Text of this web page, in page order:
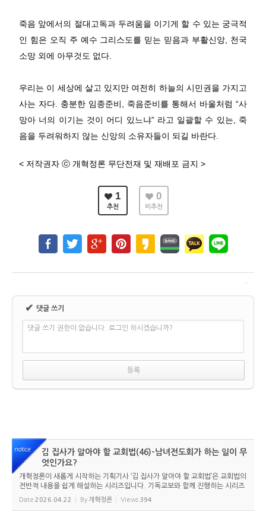
죽음 앞에서의 절대고독과 두려움을 이기게 할 수 있는 궁극적
인 힘은 오직 주 예수 그리스도를 믿는 믿음과 부활신앙, 천국
소망 외에 아무것도 없다.
우리는 이 세상에 살고 있지만 여전히 하늘의 시민권을 가지고
사는 자다. 충분한 임종준비, 죽음준비를 통해서 바울처럼 “사
망아 너의 이기는 것이 어디 있느냐” 라고 일괄할 수 있는, 죽
음을 두려워하지 않는 신앙의 소유자들이 되길 바란다.
< 저작권자 ⓒ 개혁정론 무단전재 및 재배포 금지 >
1
추천
0
비추천
✔ 댓글 쓰기
댓글 쓰기 권한이 없습니다. 로그인 하시겠습니까?
notice
김 집사가 알아야 할 교회법(46)-남녀전도회가 하는 일이 무
엇인가요?
개혁정론이 새롭게 시작하는 기획기사 ‘김 집사가 알아야 할 교회법’은 교회법의
전반적 내용을 쉽게 해설하는 시리즈입니다. 기독교보와 함께 진행하는 시리즈
로서 여기에 싣는 것은 기독교보의 허락을 받았습니다. 글 내용은 기독교보에
Date 2026.04.22 By 개혁정론 Views 394